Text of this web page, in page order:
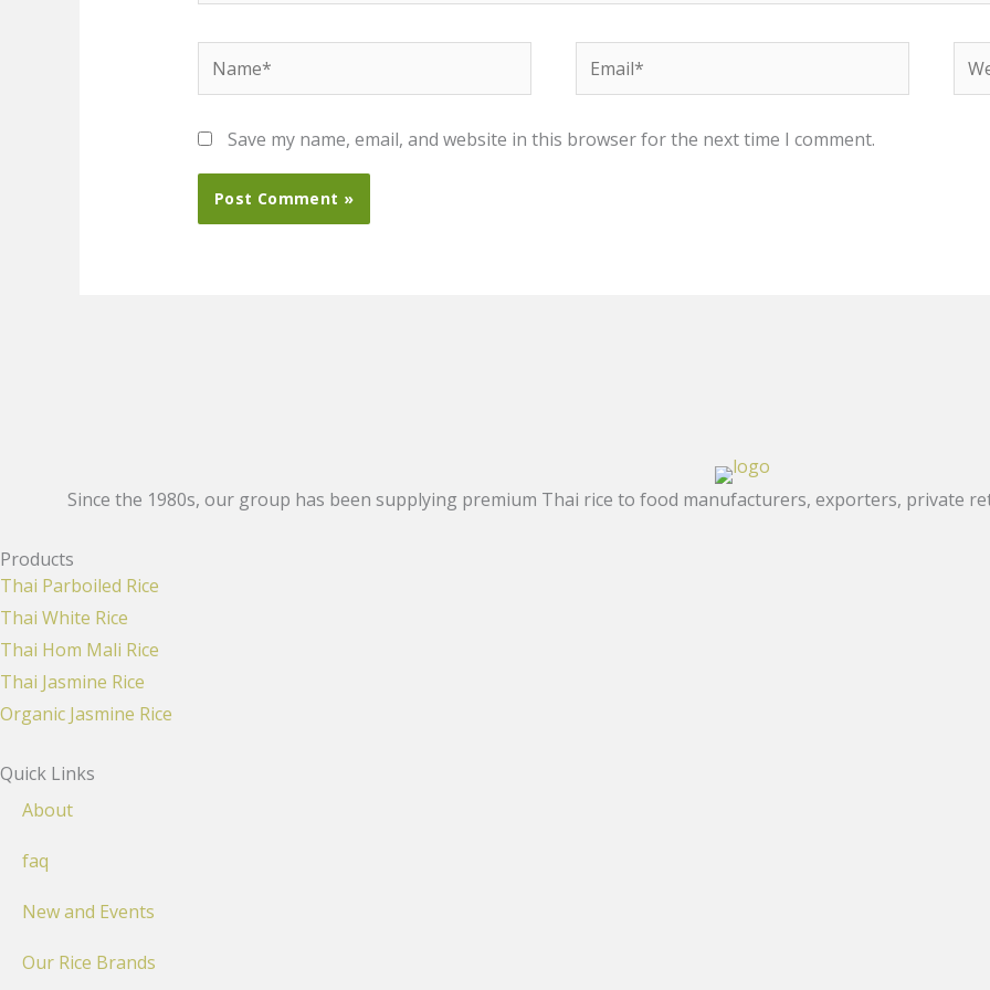
Name* Email*
Save my name, email, and website in this browser for the next time I comment.
Since the 1980s, our group has been supplying premium Thai rice to food manufacturers, exporters, private
Products
Thai Parboiled Rice
Thai White Rice
Thai Hom Mali Rice
Thai Jasmine Rice
Organic Jasmine Rice
Quick Links
About
faq
New and Events
Our Rice Brands